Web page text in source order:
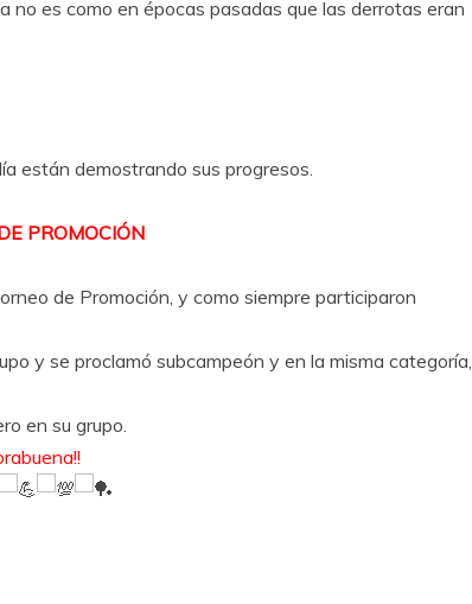
no es como en épocas pasadas que las derrotas eran
están demostrando sus progresos.
PROMOCIÓN
de Promoción, y como siempre participaron
y se proclamó subcampeón y en la misma categoría,
en su grupo.